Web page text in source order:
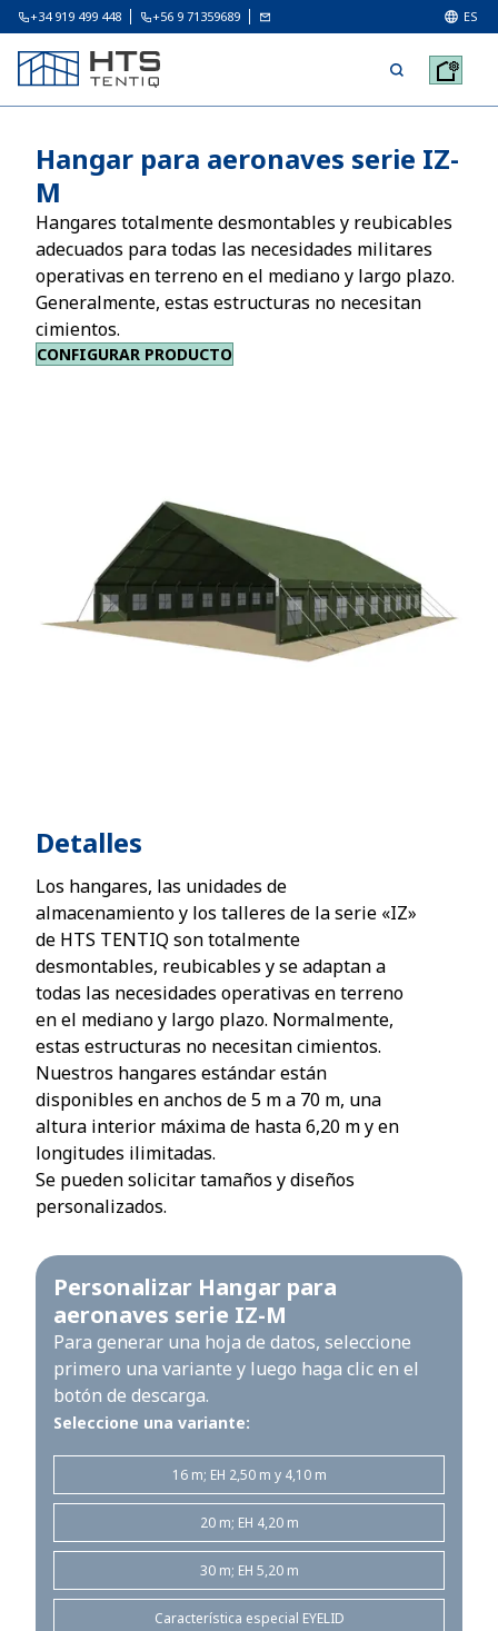
+34 919 499 448 +56 9 71359689 ES
Hangar para aeronaves serie IZ-
M
Hangares totalmente desmontables y reubicables
adecuados para todas las necesidades militares
operativas en terreno en el mediano y largo plazo.
Generalmente, estas estructuras no necesitan
cimientos.
CONFIGURAR PRODUCTO
Detalles
Los hangares, las unidades de
almacenamiento y los talleres de la serie «IZ»
de HTS TENTIQ son totalmente
desmontables, reubicables y se adaptan a
todas las necesidades operativas en terreno
en el mediano y largo plazo. Normalmente,
estas estructuras no necesitan cimientos.
Nuestros hangares estándar están
disponibles en anchos de 5 m a 70 m, una
altura interior máxima de hasta 6,20 m y en
longitudes ilimitadas.
Se pueden solicitar tamaños y diseños
personalizados.
Personalizar Hangar para
aeronaves serie IZ-M
Para generar una hoja de datos, seleccione
primero una variante y luego haga clic en el
botón de descarga.
Seleccione una variante:
16 m; EH 2,50 m y 4,10 m
20 m; EH 4,20 m
30 m; EH 5,20 m
Característica especial EYELID